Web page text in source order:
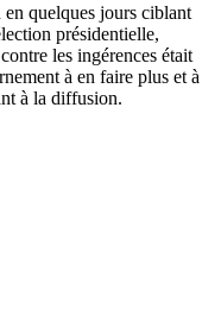
quelques jours ciblant
présidentielle,
les ingérences était
à en faire plus et à
à la diffusion.